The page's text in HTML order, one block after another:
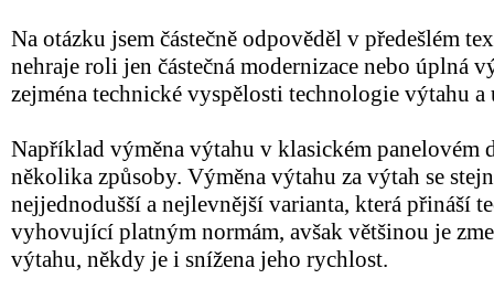
Na otázku jsem částečně odpověděl v předešlém
nehraje roli jen částečná modernizace nebo úplná
zejména technické vyspělosti technologie výtahu
Například výměna výtahu v klasickém panelovém
několika způsoby. Výměna výtahu za výtah se
nejjednodušší a nejlevnější varianta, která přináší
vyhovující platným normám, avšak většinou je
výtahu, někdy je i snížena jeho rychlost.